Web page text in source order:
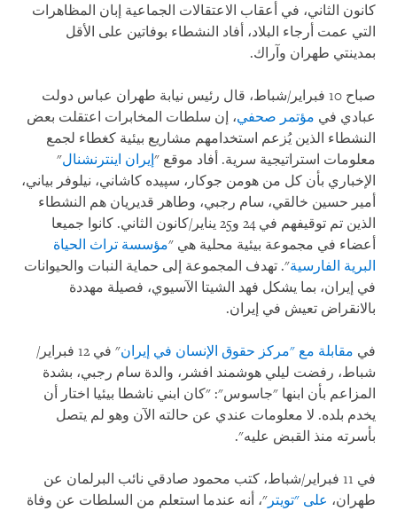
كانون الثاني، في أعقاب الاعتقالات الجماعية إبان المظاهرات
التي عمت أرجاء البلاد، أفاد النشطاء بوفاتين على الأقل
بمدينتي طهران وآراك.
صباح 10 فبراير/شباط، قال رئيس نيابة طهران عباس دولت
عبادي في مؤتمر صحفي، إن سلطات المخابرات اعتقلت بعض
النشطاء الذين يُزعم استخدامهم مشاريع بيئية كغطاء لجمع
معلومات استراتيجية سرية. أفاد موقع "إيران اينترنشنال"
الإخباري بأن كل من هومن جوكار، سپیده كاشاني، نيلوفر بياني،
أمير حسين خالقي، سام رجبي، وطاهر قديريان هم النشطاء
الذين تم توقيفهم في 24 و25 يناير/كانون الثاني. كانوا جميعا
أعضاء في مجموعة بيئية محلية هي "مؤسسة تراث الحياة
البرية الفارسية". تهدف المجموعة إلى حماية النبات والحيوانات
في إيران، بما يشكل فهد الشيتا الآسيوي، فصيلة مهددة
بالانقراض تعيش في إيران.
في مقابلة مع "مركز حقوق الإنسان في إيران
" في 12 فبراير/
شباط، رفضت ليلي هوشمند افشر، والدة سام رجبي، بشدة
المزاعم بأن ابنها "جاسوس": "كان ابني ناشطا بيئيا اختار أن
يخدم بلده. لا معلومات عندي عن حالته الآن وهو لم يتصل
بأسرته منذ القبض عليه".
في 11 فبراير/شباط، كتب محمود صادقي نائب البرلمان عن
طهران، على "تويتر "، أنه عندما استعلم من السلطات عن وفاة